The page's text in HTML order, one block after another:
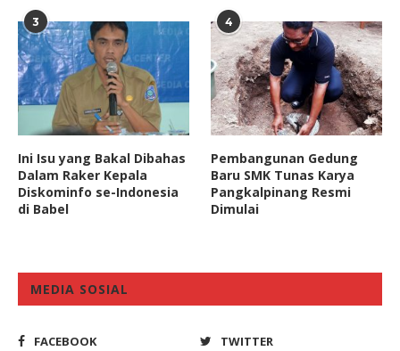
3
Ini Isu yang Bakal Dibahas
Dalam Raker Kepala
Diskominfo se-Indonesia
di Babel
4
Pembangunan Gedung
Baru SMK Tunas Karya
Pangkalpinang Resmi
Dimulai
MEDIA SOSIAL
FACEBOOK
TWITTER